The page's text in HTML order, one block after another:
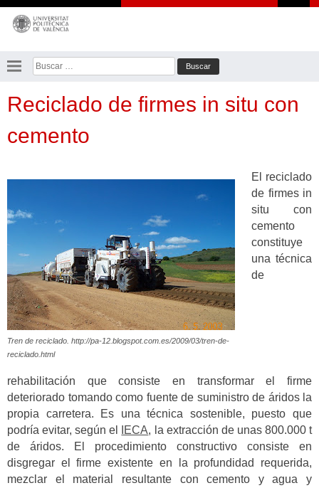
Saltar
contenido
Buscar:
Reciclado de firmes in situ con
cemento
Tren de reciclado. http://pa-12.blogspot.com.es/2009/03/tren-de-
reciclado.html
El reciclado
de firmes in
situ con
cemento
constituye
una técnica
de
rehabilitación que consiste en transformar el firme
deteriorado tomando como fuente de suministro de áridos la
propia carretera. Es una técnica sostenible, puesto que
podría evitar, según el
IECA, la extracción de unas 800.000 t
de áridos. El procedimiento constructivo consiste en
disgregar el firme existente en la profundidad requerida,
mezclar el material resultante con cemento y agua y